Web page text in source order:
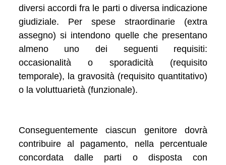
diversi accordi fra le parti o diversa indicazione
giudiziale. Per spese straordinarie (extra
assegno) si intendono quelle che presentano
almeno uno dei seguenti requisiti:
occasionalità o sporadicità (requisito
temporale), la gravosità (requisito quantitativo)
o la voluttuarietà (funzionale).
Conseguentemente ciascun genitore dovrà
contribuire al pagamento, nella percentuale
concordata dalle parti o disposta con